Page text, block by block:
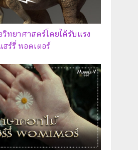
ทยาศาสตร์โดยได้รับแรง
ร์รี่ พอตเตอร์